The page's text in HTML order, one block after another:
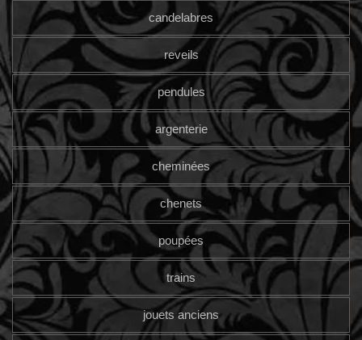
candelabres
reveils
pendules
argenterie
cheminées
chenets
poupées
trains
jouets anciens